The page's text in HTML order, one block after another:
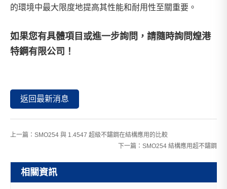
的環境中最大限度地提高其性能和耐用性至關重要。
如果您有具體項目或進一步詢問，請隨時詢問煌港
特鋼有限公司 ！
返回最新消息
上一篇： SMO254 與 1.4547 超級不鏽鋼在結構應用的比較
下一篇： SMO254 結構應用超不鏽鋼
相關資訊